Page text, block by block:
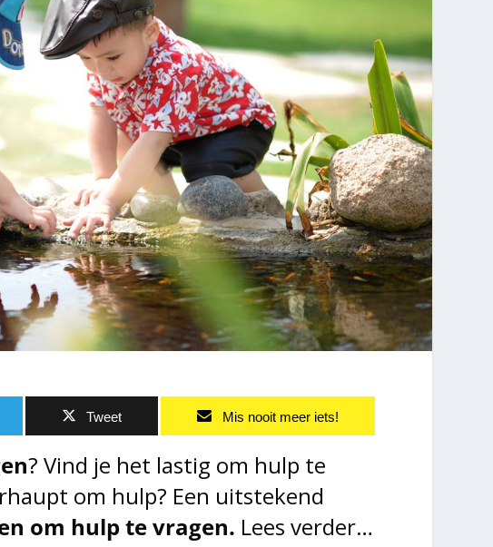
Tweet Mis nooit meer iets!
? Vind je het lastig om hulp te
om hulp? Een uitstekend
om hulp te vragen. Lees verder…